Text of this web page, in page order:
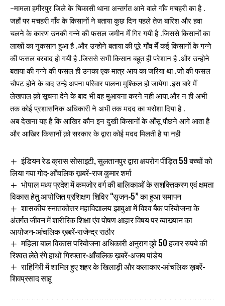
-मामला हमीरपुर जिले के चिकासी थाना अन्तर्गत आने वाले गाँव मचहरी का है .
जहाँ पर मचहरी गाँव के किसानों ने बताया कुछ दिन पहले तेज बारिश और हवा
चलने के कारण उनकी गन्ने की फसल जमीन मेँ गिर गयी है .जिससे किसानों का
लाखों का नुकसान हुआ है .और उन्होने बताया की पूरे गाँव मेँ कई किसानों के गन्ने
की फसल बरबाद हो गयी है .जिससे सभी किसान बहूत ही परेशान है .और उन्होने
बताया की गन्ने की फसल ही उनका एक मात्र आय का जरिया था .जो की फसल
चौपट होने के बाद उन्हे अपना परिवार पालना मुश्किल हो जायेगा .इस बारे मेँ
लेखपाल क़ो सूचना देने के बाद भी वह मुआयना करने नही आया.और न ही अभी
तक कोई प्रशासनिक अधिकारी ने अभी तक मदद का भरोशा दिया है .
अब देखना यह है कि आखिर कौन इन दुखी किसानों के आँसू पौछने आगे आता है
और आखिर किसानों क़ो सरकार के द्वारा कोई मदद मिलती है या नही
इंडियन रेड क्रास सोसाइटी, सुलतानपुर द्वारा क्षयरोग पीड़ित 59 बच्चों को
लिया गया गोद-आँचलिक ख़बरें-राज कुमार शर्मा
भोपाल मध्य प्रदेश में कमजोर वर्ग की बालिकाओं के सशक्तिकरण एवं क्षमता
विकास हेतु आयोजित प्रशिक्षण शिविर “सृजन-5” का हुआ समापन
शासकीय स्नातकोत्तर महाविद्यालय झाबुआ में विश्व बैक परियोजना के
अंतर्गत जीवन में शारीरिक शिक्षा एंव पोषण आहार विषय पर व्याख्यान का
आयोजन-आंचलिक ख़बरें-राजेन्द्र राठौर
महिला बाल विकास परियोजना अधिकारी अनुराग दुबे 50 हजार रुपये की
रिश्वत लेते रंगे हाथों गिरफ्तार-आँचलिक ख़बरें-अजय पांडेय
राहिगिरी में शामिल हुए शहर के खिलाड़ी और कलाकार-आंचलिक ख़बरें-
शिवप्रसाद साहू